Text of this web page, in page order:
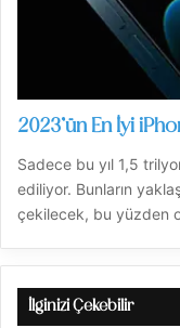
2023’ün En İyi
Sadece bu yıl 1,5
ediliyor. Bunların
çekilecek, bu yüzden
İlginizi Çekebilir